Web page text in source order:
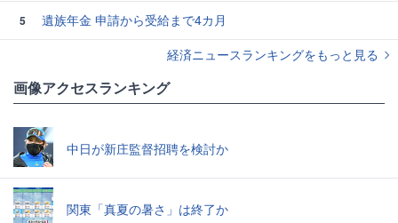
5
遺族年金 申請から受給まで4カ月
経済ニュースランキングをもっと見る
画像アクセスランキング
中日が新庄監督招聘を検討か
関東「真夏の暑さ」は終了か